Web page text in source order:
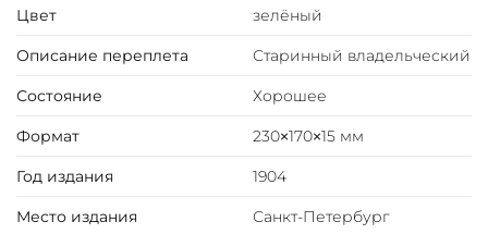
Цвет зелёный
Описание переплета Старинный владельческий
Состояние Хорошее
Формат 230×170×15 мм
Год издания 1904
Место издания Санкт-Петербург